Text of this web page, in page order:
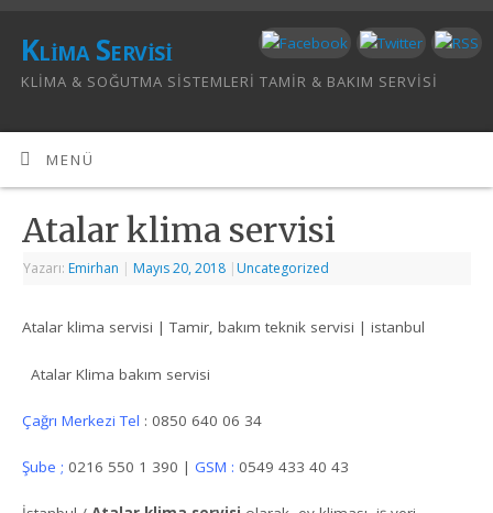
Klima Servisi
KLIMA & SOĞUTMA SISTEMLERI TAMIR & BAKIM SERVISI
MENÜ
Atalar klima servisi
Yazarı: Emirhan | Mayıs 20, 2018 | Uncategorized
Atalar klima servisi | Tamir, bakım teknik servisi | istanbul
Atalar Klima bakım servisi
Çağrı Merkezi Tel : 0850 640 06 34
Şube ;0216 550 1 390 |GSM : 0549 433 40 43